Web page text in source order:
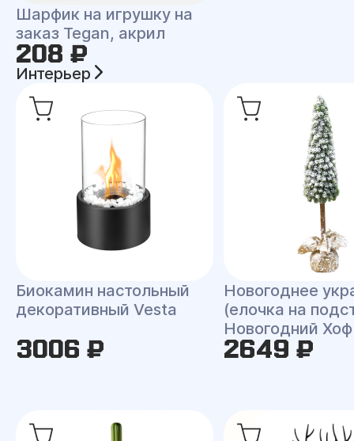
Шарфик на игрушку на
заказ Tegan, акрил
208 ₽
Интерьер
Биокамин настольный
декоративный Vesta
3006 ₽
Новогоднее
(елочка на
Новогодний Хоф
2649 ₽